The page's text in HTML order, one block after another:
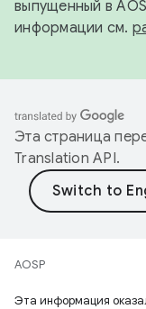
выпущенный в
информации см.
Эта страница
Translation API.
AOSP
Эта информация